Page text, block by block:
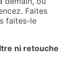
Faites
faites-le
ni retouche